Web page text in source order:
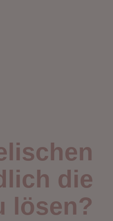
die
lösen?